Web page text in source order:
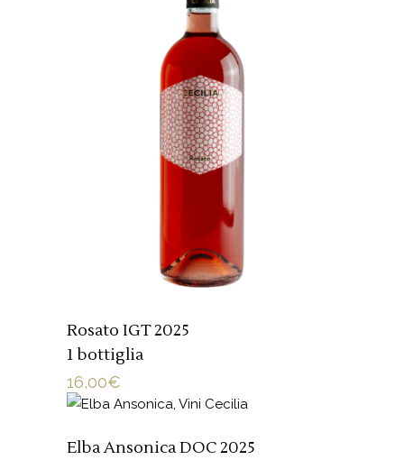
AGGIUNGI AL CARRELLO
Rosato IGT 2025
1 bottiglia
16,00€
Elba Ansonica DOC 2025